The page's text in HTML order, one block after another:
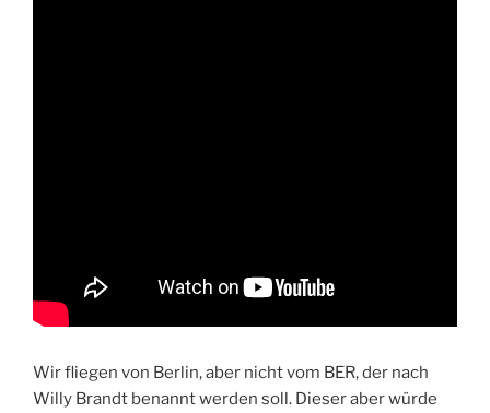
Wir fliegen von Berlin, aber nicht vom BER, der nach
Willy Brandt benannt werden soll. Dieser aber würde